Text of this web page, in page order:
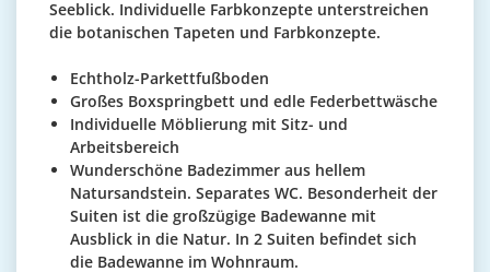
Seeblick. Individuelle Farbkonzepte unterstreichen
die botanischen Tapeten und Farbkonzepte.
Echtholz-Parkettfußboden
Großes Boxspringbett und edle Federbettwäsche
Individuelle Möblierung mit Sitz- und
Arbeitsbereich
Wunderschöne Badezimmer aus hellem
Natursandstein. Separates WC. Besonderheit der
Suiten ist die großzügige Badewanne mit
Ausblick in die Natur. In 2 Suiten befindet sich
die Badewanne im Wohnraum.